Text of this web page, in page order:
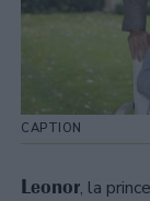
CAPTION
Leonor, la